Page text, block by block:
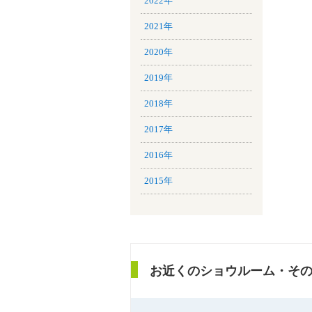
2021年
2020年
2019年
2018年
2017年
2016年
2015年
お近くのショウルーム・そ